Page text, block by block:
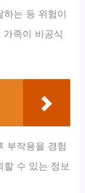
하는 등 위험이
족이 비공식
부작용을 경험
할 수 있는 정보